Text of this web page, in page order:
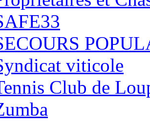
viticole
Club de